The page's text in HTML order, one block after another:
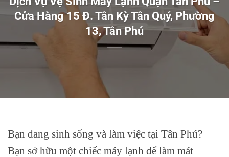
Cửa Hàng 15 Đ. Tân Kỳ Tân Quý, Phường
13, Tân Phú
Bạn đang sinh sống và làm việc tại Tân Phú?
Bạn sở hữu một chiếc máy lạnh để làm mát